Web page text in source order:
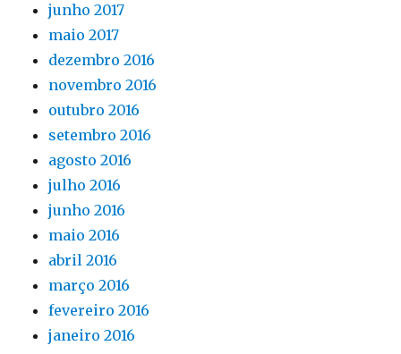
junho 2017
maio 2017
dezembro 2016
novembro 2016
outubro 2016
setembro 2016
agosto 2016
julho 2016
junho 2016
maio 2016
abril 2016
março 2016
fevereiro 2016
janeiro 2016